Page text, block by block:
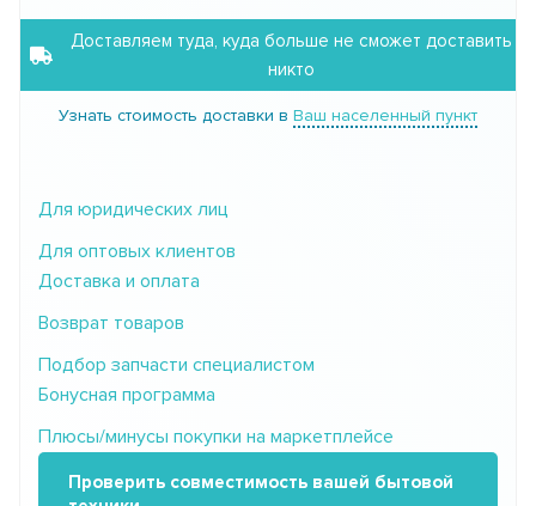
Доставляем туда, куда больше не сможет доставить
никто
Узнать стоимость доставки в Ваш населенный пункт
Для юридических лиц
Для оптовых клиентов
Доставка и оплата
Возврат товаров
Подбор запчасти специалистом
Бонусная программа
Плюсы/минусы покупки на маркетплейсе
Проверить совместимость вашей бытовой